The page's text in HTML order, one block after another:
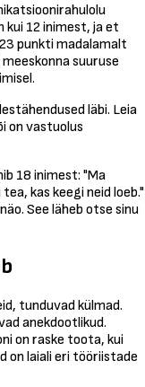
kui 12 inimest, ja et
punkti madalamalt
suuruse
läbi. Leia
on vastuolus
18 inimest: "Ma
kas keegi neid loeb."
See läheb otse sinu
tunduvad külmad.
anekdootlikud.
on raske toota, kui
on laiali eri tööriistade